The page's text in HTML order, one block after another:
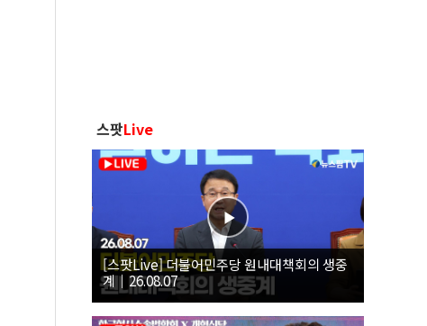
스팟Live
[스팟Live] 더불어민주당 원내대책회의 생중
계｜26.08.07